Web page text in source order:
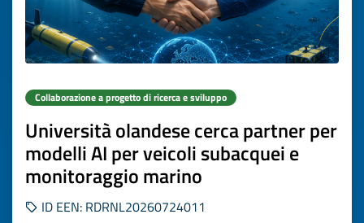
Collaborazione a progetto di ricerca e sviluppo
Università olandese cerca partner per
modelli AI per veicoli subacquei e
monitoraggio marino
ID EEN: RDRNL20260724011